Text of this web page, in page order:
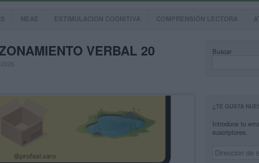
NEAE ESTIMULACION COGNITIVA COMPRENSIÓN LECTORA
VERBAL 20 Buscar
¿TE GUSTA
Introduce tu
suscriptores.
Dirección
de